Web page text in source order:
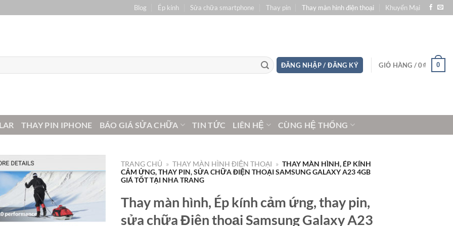
Blog Ép kính Sửa chữa smartphone Thay pin Thay màn hình điện thoại Khuyến Mại
ĐĂNG NHẬP / ĐĂNG KÝ GIỎ HÀNG /0₫ 0
THAY PIN IPHONE BÁO GIÁ SỬA CHỮA TIN TỨC LIÊN HỆ CÙNG HỆ THỐNG
TRANG CHỦ » THAY MÀN HÌNH ĐIỆN THOẠI » THAY MÀN HÌNH, ÉP KÍNH
CẢM ỨNG, THAY PIN, SỬA CHỮA ĐIỆN THOẠI SAMSUNG GALAXY A23 4GB
GIÁ TỐT TẠI NHA TRANG
Thay màn hình, Ép kính cảm ứng, thay pin,
sửa chữa Điện thoại Samsung Galaxy A23